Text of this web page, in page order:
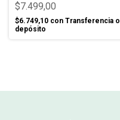
$7.499,00
$6.749,10 con Transferencia o
depósito